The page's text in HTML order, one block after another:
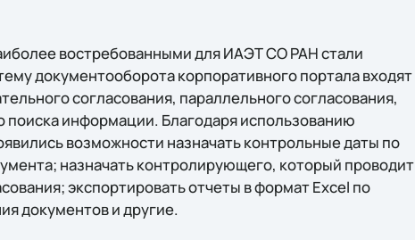
востребованными для ИАЭТ СО РАН стали
документооборота корпоративного портала входят
согласования, параллельного согласования,
поиска информации. Благодаря использованию
возможности назначать контрольные даты по
назначать контролирующего, который проводит
экспортировать отчеты в формат Excel по
документов и другие.